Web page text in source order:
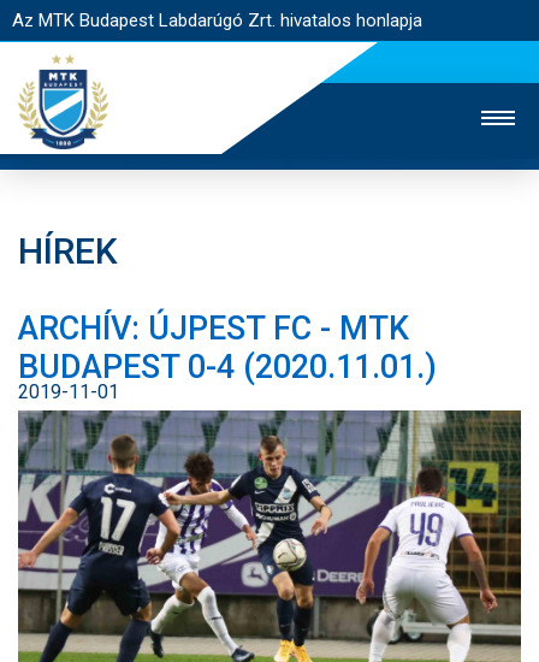
Az MTK Budapest Labdarúgó Zrt. hivatalos honlapja
JEGYÉRTÉKESÍTÉS
WEBSHOP
STADION
EGYESÜLET
KAPCSOLAT
NYITÓLAP
HÍREK
CSAPATOK
MÉRKŐZÉSEK
KLUB
HÍREK
ARCHÍV: ÚJPEST FC - MTK
BUDAPEST 0-4 (2020.11.01.)
2019-11-01